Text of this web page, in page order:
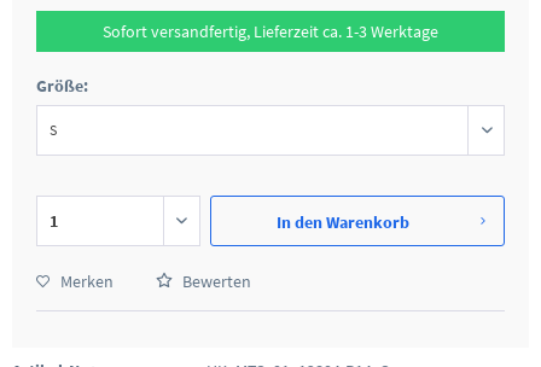
Sofort versandfertig, Lieferzeit ca. 1-3 Werktage
Größe:
In denWarenkorb
Merken Bewerten